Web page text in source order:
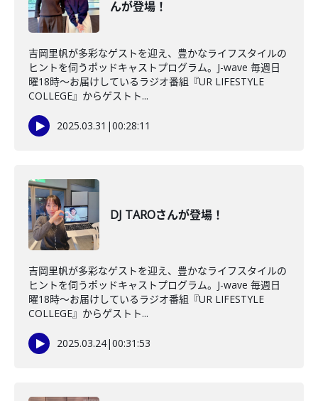
んが登場！
吉岡里帆が多彩なゲストを迎え、豊かなライフスタイルの
ヒントを伺うポッドキャストプログラム。J-wave 毎週日
曜18時～お届けしているラジオ番組『UR LIFESTYLE
COLLEGE』からゲストト...
2025.03.31 |00:28:11
DJ TAROさんが登場！
吉岡里帆が多彩なゲストを迎え、豊かなライフスタイルの
ヒントを伺うポッドキャストプログラム。J-wave 毎週日
曜18時～お届けしているラジオ番組『UR LIFESTYLE
COLLEGE』からゲストト...
2025.03.24|00:31:53